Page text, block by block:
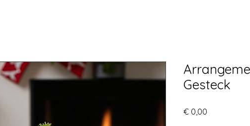
Gesteck
€ 0,00